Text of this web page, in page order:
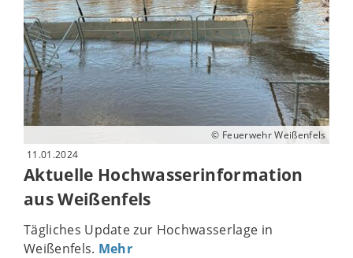
© Feuerwehr Weißenfels
11.01.2024
Aktuelle Hochwasserinformation
aus Weißenfels
Tägliches Update zur Hochwasserlage in
Weißenfels. Mehr